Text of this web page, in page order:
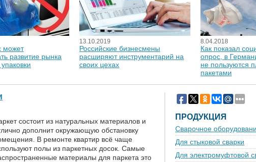
может
развитие рынка
13.10.2019
Российские бизнесмены
расширяют инструментарий на
своих цехах
8.04.2018
Как показал
опрос, в
не пользуются
пакетами
состоит из натуральных материалов и
дополнит окружающую обстановку
В ремонте квартир всё чаще
полы из паркетных досок. Самые
материалы для паркета это
ПРОДУКЦИЯ
Сварочное
Для стыковой сварки
Для электромуфтовой